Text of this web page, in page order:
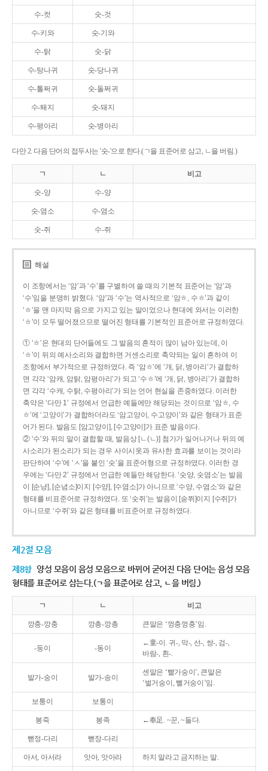
수-컷 숫-것
수-키와 숫-기와
수-탉 숫-닭
수-탕나귀 숫-당나귀
수-톨쩌귀 숫-돌쩌귀
수-퇘지 숫-돼지
수-평아리 숫-병아리
다만 2. 다음 단어의 접두사는 '숫-'으로 한다.(ㄱ을 표준어로 삼고, ㄴ을 버림.)
ㄱ ㄴ 비고
숫-양 수-양
숫-염소 수-염소
숫-쥐 수-쥐
해설
이 조항에서는 ‘암’과 ‘수’를 구별하여 쓸 때의 기본적 표준어는 ‘암’과
‘수’임을 분명히 밝혔다. ‘암’과 ‘수’는 역사적으로 ‘암ㅎ, 수ㅎ’과 같이
‘ㅎ’을 맨 마지막 음으로 가지고 있는 말이었으나 현대에 와서는 이러한
‘ㅎ’이 모두 떨어졌으므로 떨어진 형태를 기본적인 표준어로 규정하였다.
① ‘ㅎ’은 현대의 단어들에도 그 발음의 흔적이 많이 남아 있는데, 이
‘ㅎ’이 뒤의 예사소리와 결합하면 거센소리로 축약되는 일이 흔하여 이
조항에서 부가적으로 규정하였다. 즉 ‘암ㅎ’에 ‘개, 닭, 병아리’가 결합하
면 각각 ‘암캐, 암탉, 암평아리’가 되고 ‘수ㅎ’에 ‘개, 닭, 병아리’가 결합하
면 각각 ‘수캐, 수탉, 수평아리’가 되는 언어 현실을 존중하였다. 이러한
축약은 ‘다만 1’ 규정에서 언급한 예들에만 해당되는 것이므로 ‘암ㅎ, 수
ㅎ’에 ‘고양이’가 결합하더라도 ‘암고양이, 수고양이’와 같은 형태가 표준
어가 된다. 발음도 [암고양이], [수고양이]가 표준 발음이다.
② ‘수’와 뒤의 말이 결합할 때, 발음상 [ㄴ(ㄴ)] 첨가가 일어나거나 뒤의 예
사소리가 된소리가 되는 경우 사이시옷과 유사한 효과를 보이는 것이라
판단하여 ‘수’에 ‘ㅅ’을 붙인 ‘숫’을 표준어형으로 규정하였다. 이러한 경
우에는 ‘다만 2’ 규정에서 언급한 예들만 해당한다. ‘숫양, 숫염소’는 발음
이 [순냥], [순념소]이지 [수양], [수염소]가 아니므로 ‘수양, 수염소’와 같은
형태를 비표준어로 규정하였다. 또 ‘숫쥐’는 발음이 [숟쮜]이지 [수쥐]가
아니므로 ‘수쥐’와 같은 형태를 비표준어로 규정하였다.
제2절 모음
제8항 양성 모음이 음성 모음으로 바뀌어 굳어진 다음 단어는 음성 모음
형태를 표준어로 삼는다.(ㄱ을 표준어로 삼고, ㄴ을 버림.)
ㄱ ㄴ 비고
깡충-깡충 깡총-깡총 큰말은 ‘껑충껑충’임.
-둥이 -동이
←童-이. 귀-, 막-, 선-, 쌍-, 검-,
바람-, 흰-.
발가-숭이 발가-송이
센말은 ‘빨가숭이’, 큰말은
‘벌거숭이, 뻘거숭이’임.
보퉁이 보통이
봉죽 봉족 ←奉足. ~꾼, ~들다.
뻗정-다리 뻗장-다리
아서, 아서라 앗아, 앗아라 하지 말라고 금지하는 말.